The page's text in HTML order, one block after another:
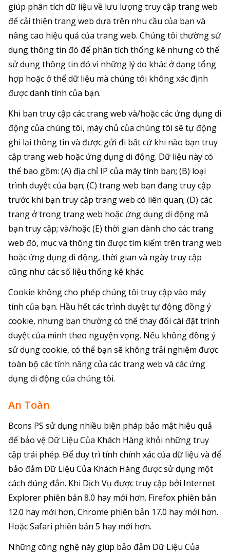
giúp phân tích dữ liệu về lưu lượng truy cập trang web
để cải thiện trang web dựa trên nhu cầu của bạn và
nâng cao hiệu quả của trang web. Chúng tôi thường sử
dụng thông tin đó để phân tích thống kê nhưng có thể
sử dụng thông tin đó vì những lý do khác ở dạng tổng
hợp hoặc ở thể dữ liệu mà chúng tôi không xác định
được danh tính của bạn.
Khi bạn truy cập các trang web và/hoặc các ứng dụng di
động của chúng tôi, máy chủ của chúng tôi sẽ tự động
ghi lại thông tin và được gửi đi bất cứ khi nào bạn truy
cập trang web hoặc ứng dụng di động. Dữ liệu này có
thể bao gồm: (A) địa chỉ IP của máy tính bạn; (B) loại
trình duyệt của bạn; (C) trang web bạn đang truy cập
trước khi bạn truy cập trang web có liên quan; (D) các
trang ở trong trang web hoặc ứng dụng di động mà
bạn truy cập; và/hoặc (E) thời gian dành cho các trang
web đó, mục và thông tin được tìm kiếm trên trang web
hoặc ứng dụng di động, thời gian và ngày truy cập
cũng như các số liệu thống kê khác.
Cookie không cho phép chúng tôi truy cập vào máy
tính của bạn. Hầu hết các trình duyệt tự động đồng ý
cookie, nhưng bạn thường có thể thay đổi cài đặt trình
duyệt của mình theo nguyện vọng. Nếu không đồng ý
sử dụng cookie, có thể bạn sẽ không trải nghiệm được
toàn bộ các tính năng của các trang web và các ứng
dụng di động của chúng tôi.
An Toàn
Bcons PS sử dụng nhiều biện pháp bảo mật hiệu quả
để bảo vệ Dữ Liệu Của Khách Hàng khỏi những truy
cập trái phép. Để duy trì tính chính xác của dữ liệu và để
bảo đảm Dữ Liệu Của Khách Hàng được sử dụng một
cách đúng đắn. Khi Dịch Vụ được truy cập bởi Internet
Explorer phiên bản 8.0 hay mới hơn. Firefox phiên bản
12.0 hay mới hơn, Chrome phiên bản 17.0 hay mới hơn.
Hoặc Safari phiên bản 5 hay mới hơn.
Những công nghệ này giúp bảo đảm Dữ Liệu Của